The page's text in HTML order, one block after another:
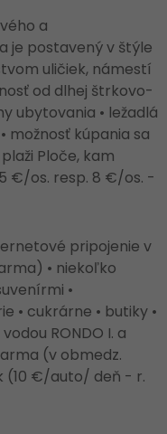
a
je postavený v štýle
uličiek, námestí
od dlhej štrkovo-
ubytovania • ležadlá
možnosť kúpania sa
Ploče, kam
€/os. resp. 8 €/os. -
pripojenie v
• niekoľko
•
• cukrárne • butiky •
RONDO I. a
(v obmedz.
(10 €/auto/ deň - r.